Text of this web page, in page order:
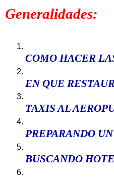
Generalidades:
COMO HACER
EN QUE
TAXIS AL
PREPARANDO
BUSCANDO